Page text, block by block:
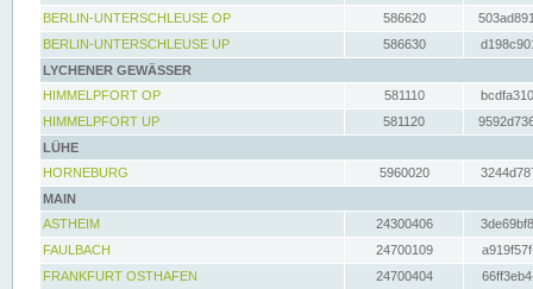
BERLIN-UNTERSCHLEUSE OP
586620
BERLIN-UNTERSCHLEUSE UP
586630
LYCHENER GEWÄSSER
HIMMELPFORT OP
581110
HIMMELPFORT UP
581120
LÜHE
HORNEBURG
5960020
MAIN
ASTHEIM
24300406
FAULBACH
24700109
FRANKFURT OSTHAFEN
24700404